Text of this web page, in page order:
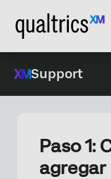
Support
Paso 1:
agregar